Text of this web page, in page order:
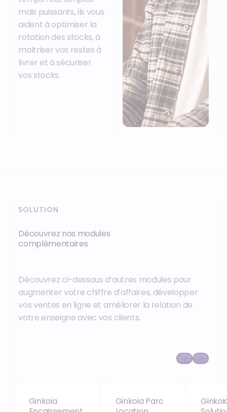
mais puissants, ils vous
aident à optimiser la
rotation des stocks, à
maîtriser vos restes à
livrer et à sécuriser
vos stocks.
SOLUTION
Découvrez nos modules
complémentaires
Découvrez ci-dessous d’autres modules pour
augmenter votre chiffre d’affaires, développer
vos ventes en ligne et améliorer la relation de
votre enseigne avec vos clients.
Ginkoia
Ginkoia Encaissement
Ginkoia Parc
Ginkoia Parc Location